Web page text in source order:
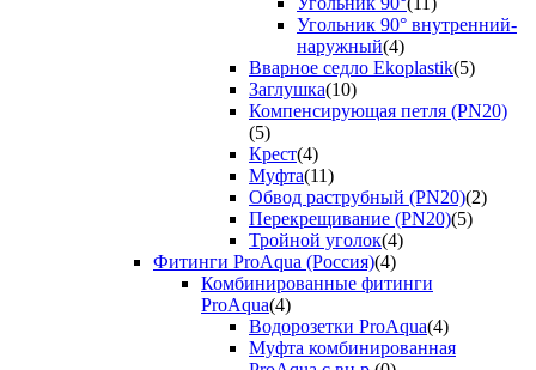
Угольник 90° внутренний-
наружный(4)
Вварное седло Ekoplastik(5)
Заглушка(10)
Компенсирующая петля (PN20)
(5)
Крест(4)
Муфта(11)
Обвод раструбный (PN20)(2)
Перекрещивание (PN20)(5)
Тройной уголок(4)
Фитинги ProAqua (Россия)(4)
Комбинированные фитинги
ProAqua(4)
Водорозетки ProAqua(4)
Муфта комбинированная